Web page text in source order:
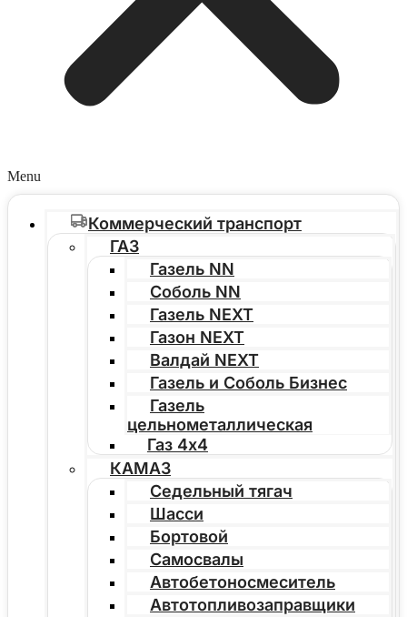
Menu
Коммерческий транспорт
ГАЗ
Газель NN
Соболь NN
Газель NEXT
Газон NEXT
Валдай NEXT
Газель и Соболь Бизнес
Газель
цельнометаллическая
Газ 4х4
КАМАЗ
Седельный тягач
Шасси
Бортовой
Самосвалы
Автобетоносмеситель
Автотопливозаправщики